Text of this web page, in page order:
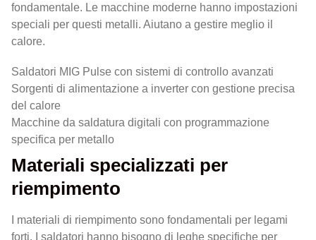
fondamentale. Le macchine moderne hanno impostazioni
speciali per questi metalli. Aiutano a gestire meglio il
calore.
Saldatori MIG Pulse con sistemi di controllo avanzati
Sorgenti di alimentazione a inverter con gestione precisa
del calore
Macchine da saldatura digitali con programmazione
specifica per metallo
Materiali specializzati per
riempimento
I materiali di riempimento sono fondamentali per legami
forti. I saldatori hanno bisogno di leghe specifiche per